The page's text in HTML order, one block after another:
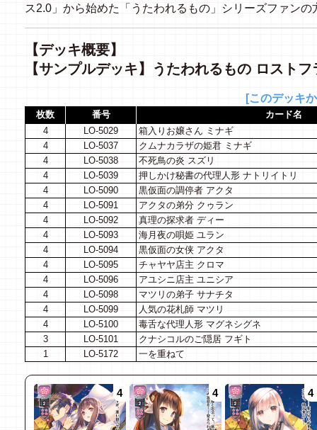
ス2.0」から始めた「うたわれるもの」シリーズファン
【デッキ概要】
【サンプルデッキ】うたわれるもの ロスト
[このデッキ
枚数 番号
カード名
4
LO-5029
箱入りお嬢さん ミナギ
4
LO-5037
クムナカラザの姫君 ミナギ
4
LO-5038
不死鳥の炎 スズリ
4
LO-5039
押しかけ秘書の代理人形 ナトリイトリ
4
LO-5090
黒仮面の調停者 アクタ
4
LO-5091
アクタの弟分 クゥラン
4
LO-5092
真理の探求者 ディー
4
LO-5093
海月夜の唄姫 ユラン
4
LO-5094
黒仮面の女侠 アクタ
4
LO-5095
チャヤヤ店主 クロマ
4
LO-5096
アユシニ店主 ユニシア
4
LO-5098
マツリの弟子 サナチタ
4
LO-5099
人気の花札師 マツリ
4
LO-5100
毒舌な代理人形 マグネシグネ
3
LO-5101
クナシコルのご隠居 フギト
1
LO-5172 一を重ねて
4 4 4